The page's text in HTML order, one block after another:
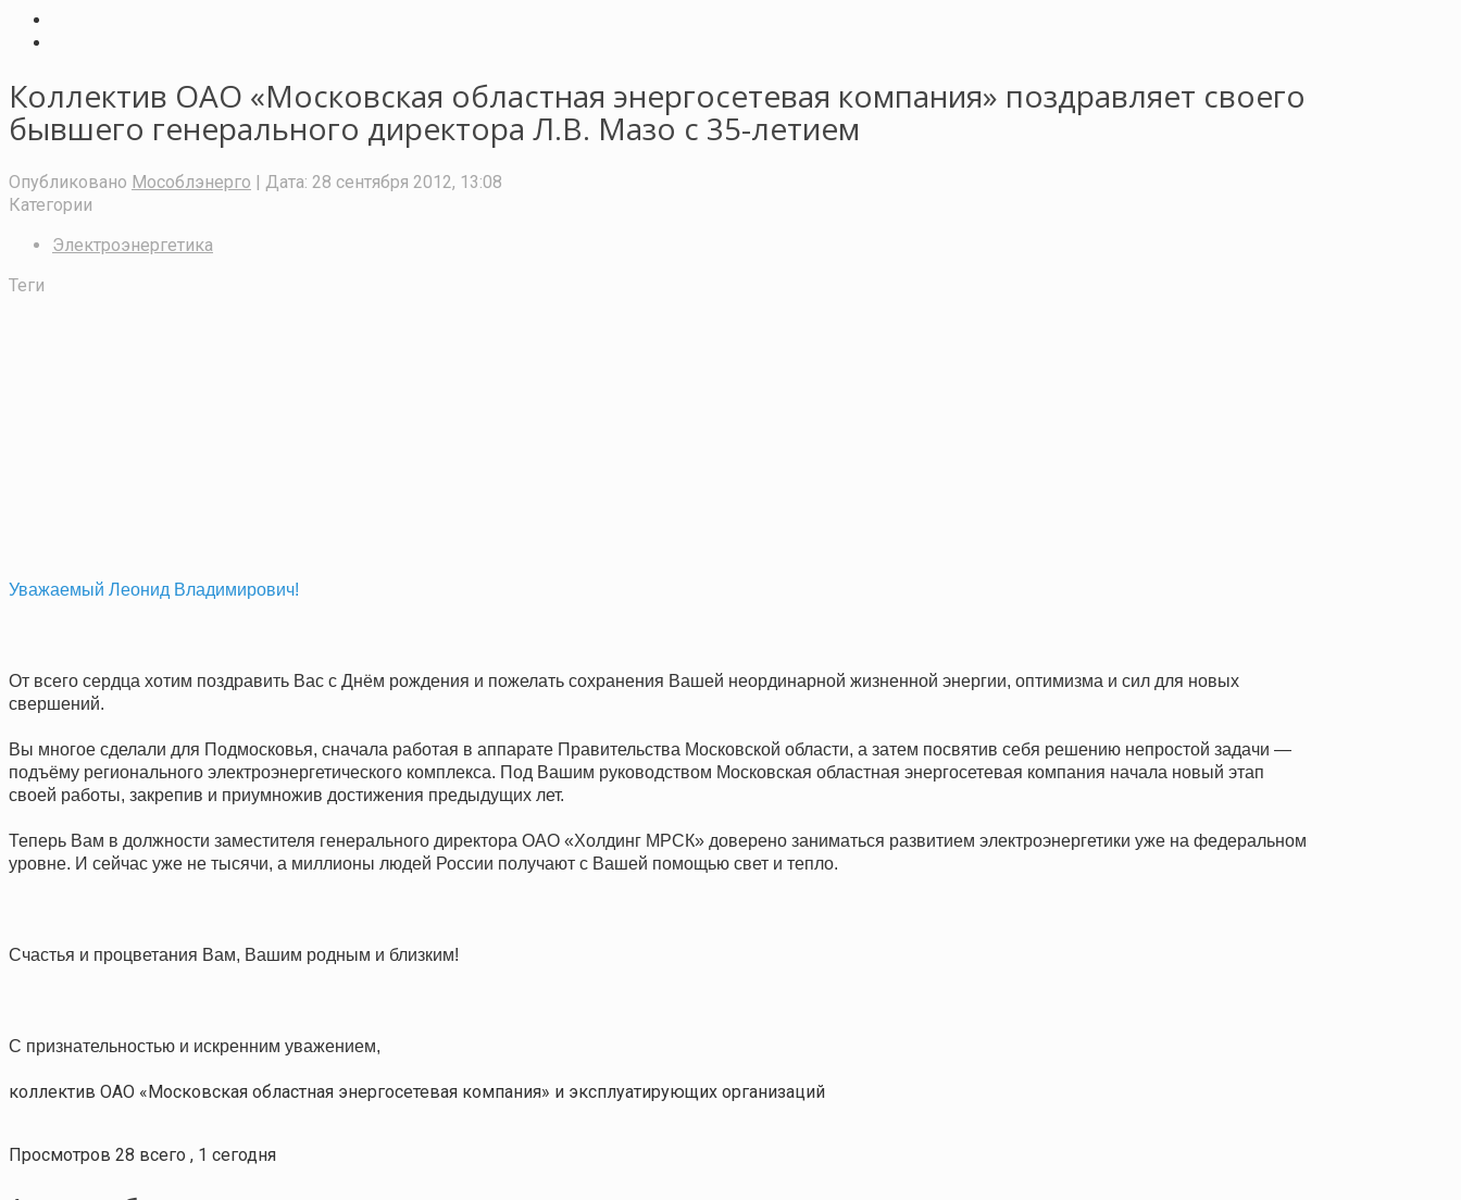
Коллектив ОАО «Московская областная энергосетевая компания» поздравляет своего
бывшего генерального директора Л.В. Мазо с 35-летием
Опубликовано Мособлэнерго | Дата: 28 сентября 2012, 13:08
Категории
Электроэнергетика
Теги
Уважаемый Леонид Владимирович!
От всего сердца хотим поздравить Вас с Днём рождения и пожелать сохранения Вашей неординарной жизненной энергии, оптимизма и сил для новых
свершений.
Вы многое сделали для Подмосковья, сначала работая в аппарате Правительства Московской области, а затем посвятив себя решению непростой задачи —
подъёму регионального электроэнергетического комплекса. Под Вашим руководством Московская областная энергосетевая компания начала новый этап
своей работы, закрепив и приумножив достижения предыдущих лет.
Теперь Вам в должности заместителя генерального директора ОАО «Холдинг МРСК» доверено заниматься развитием электроэнергетики уже на федеральном
уровне. И сейчас уже не тысячи, а миллионы людей России получают с Вашей помощью свет и тепло.
Счастья и процветания Вам, Вашим родным и близким!
С признательностью и искренним уважением,
коллектив ОАО «Московская областная энергосетевая компания» и эксплуатирующих организаций
Просмотров 28 всего , 1 сегодня